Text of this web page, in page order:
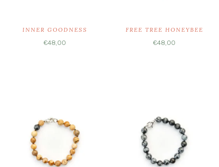
INNER GOODNESS
€48,00
FREE TREE HONEYBEE
€48,00